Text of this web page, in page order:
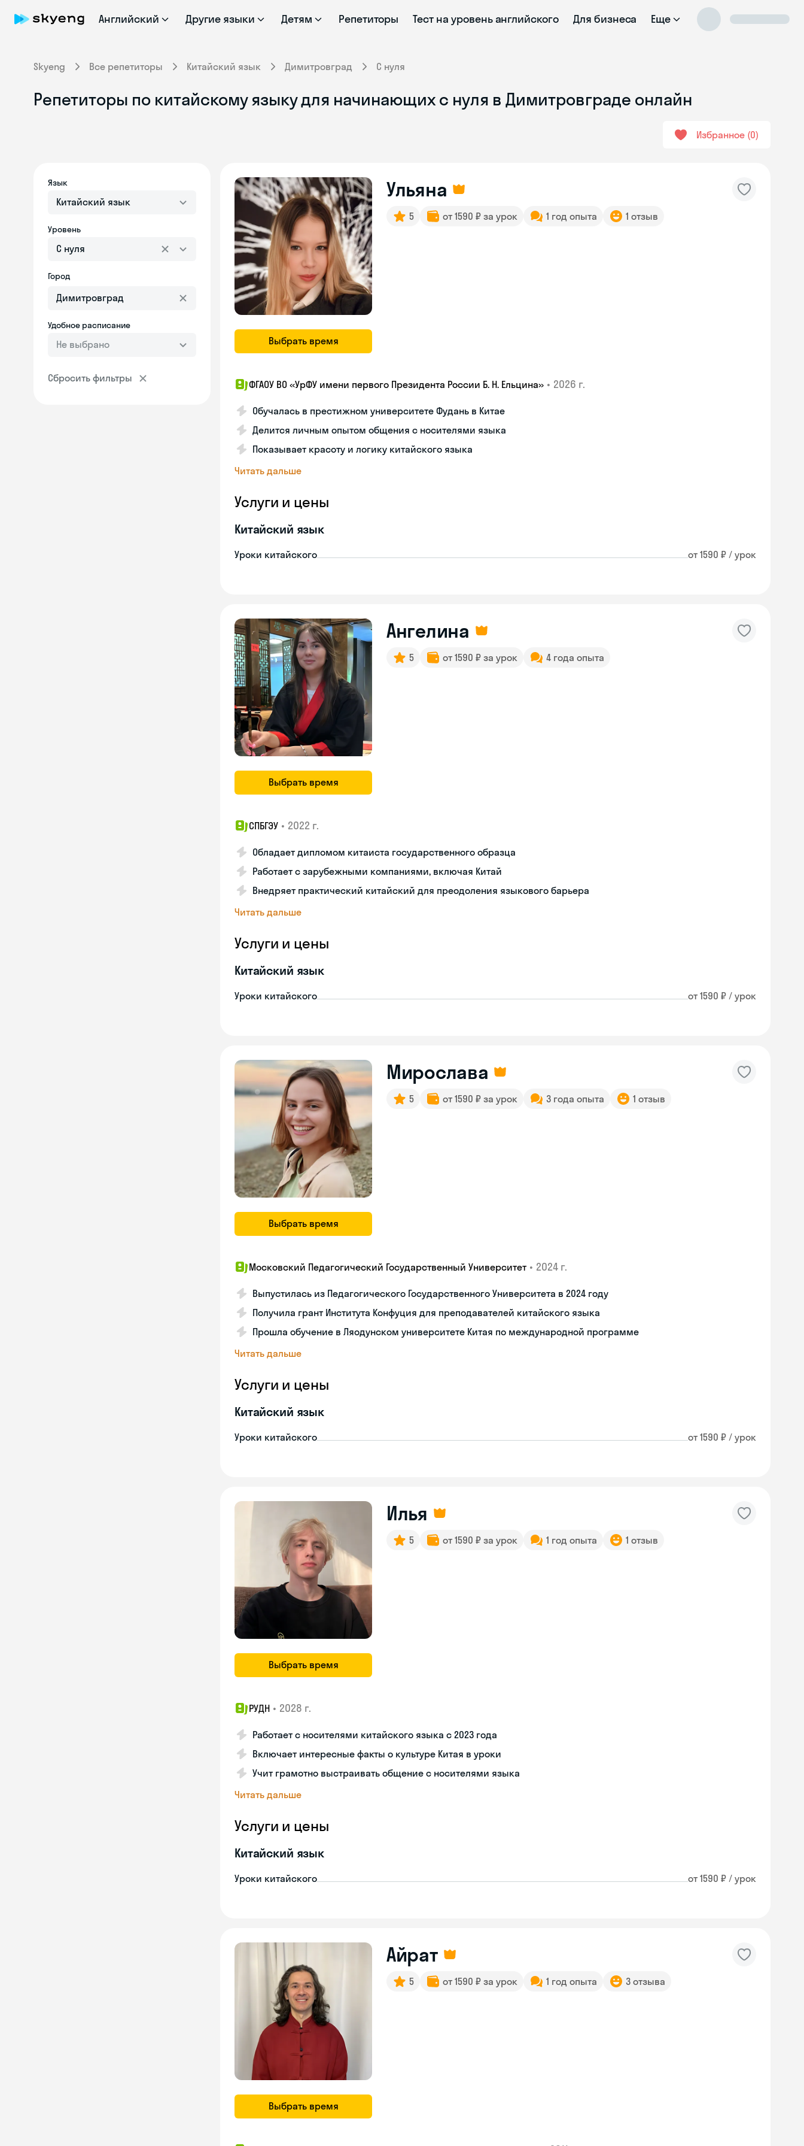
Английский Другие языки Детям Репетиторы Тест на уровень английского Для бизнеса Еще
Skyeng Все репетиторы Китайский язык Димитровград С нуля
Репетиторы по китайскому языку для начинающих с нуля в Димитровграде онлайн
Избранное 0
Язык
Китайский язык
Уровень
С нуля
Город
Удобное расписание
Не выбрано
Сбросить фильтры
Выбрать время
Ульяна
5 от 1590 ₽ за урок 1 год опыта 1 отзыв
ФГАОУ ВО «УрФУ имени первого Президента России Б. Н. Ельцина» • 2026 г.
Обучалась в престижном университете Фудань в Китае
Делится личным опытом общения с носителями языка
Показывает красоту и логику китайского языка
Читать дальше
Услуги и цены
Китайский язык
Уроки китайского от 1590 ₽ / урок
Выбрать время
Ангелина
5 от 1590 ₽ за урок 4 года опыта
СПБГЭУ • 2022 г.
Обладает дипломом китаиста государственного образца
Работает с зарубежными компаниями, включая Китай
Внедряет практический китайский для преодоления языкового барьера
Читать дальше
Услуги и цены
Китайский язык
Уроки китайского от 1590 ₽ / урок
Выбрать время
Мирослава
5 от 1590 ₽ за урок 3 года опыта 1 отзыв
Московский Педагогический Государственный Университет • 2024 г.
Выпустилась из Педагогического Государственного Университета в 2024 году
Получила грант Института Конфуция для преподавателей китайского языка
Прошла обучение в Ляодунском университете Китая по международной программе
Читать дальше
Услуги и цены
Китайский язык
Уроки китайского от 1590 ₽ / урок
Выбрать время
Илья
5 от 1590 ₽ за урок 1 год опыта 1 отзыв
РУДН • 2028 г.
Работает с носителями китайского языка с 2023 года
Включает интересные факты о культуре Китая в уроки
Учит грамотно выстраивать общение с носителями языка
Читать дальше
Услуги и цены
Китайский язык
Уроки китайского от 1590 ₽ / урок
Выбрать время
Айрат
5 от 1590 ₽ за урок 1 год опыта 3 отзыва